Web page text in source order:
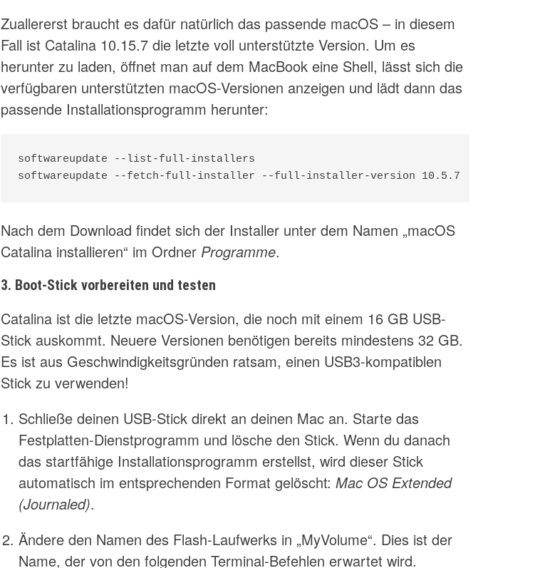
Zuallererst braucht es dafür natürlich das passende macOS – in diesem
Fall ist Catalina 10.15.7 die letzte voll unterstützte Version. Um es
herunter zu laden, öffnet man auf dem MacBook eine Shell, lässt sich die
verfügbaren unterstützten macOS-Versionen anzeigen und lädt dann das
passende Installationsprogramm herunter:
softwareupdate --list-full-installers
softwareupdate --fetch-full-installer --full-installer-version 10.5.7
Nach dem Download findet sich der Installer unter dem Namen „macOS
Catalina installieren“ im Ordner Programme.
3. Boot-Stick vorbereiten und testen
Catalina ist die letzte macOS-Version, die noch mit einem 16 GB USB-
Stick auskommt. Neuere Versionen benötigen bereits mindestens 32 GB.
Es ist aus Geschwindigkeitsgründen ratsam, einen USB3-kompatiblen
Stick zu verwenden!
Schließe deinen USB-Stick direkt an deinen Mac an. Starte das
Festplatten-Dienstprogramm und lösche den Stick. Wenn du danach
das startfähige Installationsprogramm erstellst, wird dieser Stick
automatisch im entsprechenden Format gelöscht:Mac OS Extended
(Journaled).
Ändere den Namen des Flash-Laufwerks in „MyVolume“. Dies ist der
Name, der von den folgenden Terminal-Befehlen erwartet wird.